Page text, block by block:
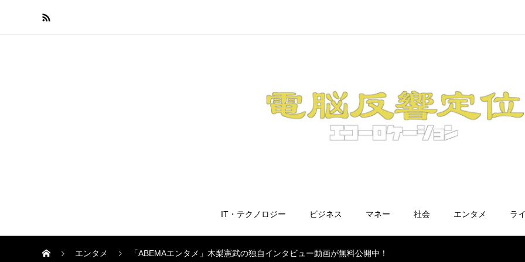
IT・テクノロジー ビジネス マネー 社会 エンタメ ラ
エンタメ 「ABEMAエンタメ」木梨憲武の独自インタビュー動画が無料公開中！